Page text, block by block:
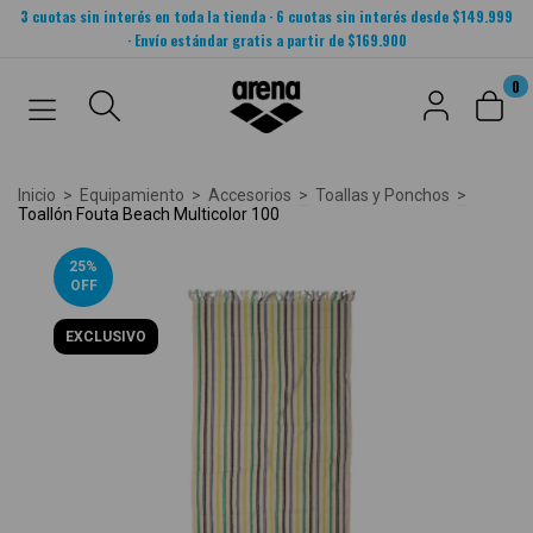
3 cuotas sin interés en toda la tienda · 6 cuotas sin interés desde $149.999
· Envío estándar gratis a partir de $169.900
0
Inicio > Equipamiento > Accesorios > Toallas y Ponchos >
Toallón Fouta Beach Multicolor 100
25%
OFF
EXCLUSIVO